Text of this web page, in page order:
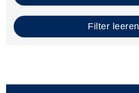
Filter leeren